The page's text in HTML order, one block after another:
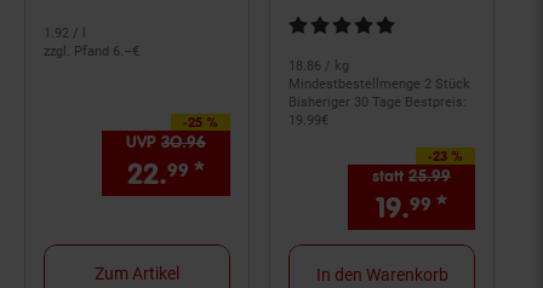
1.92 / l
zzgl. Pfand 6.–€
-25 %
Sie Sparen 25 Prozent,
UVP 30.96
22.99 * Aktueller Preis: 22,99€
Zum Artikel
Kundenbewertung: 4,91 von 5
18.86 / kg
Mindestbestellmenge 2 Stück
Bisheriger 30 Tage Bestpreis:
19.99€
-23 %
Sie Sparen 23 Prozent,
statt 25.99
19.99 *
In den Warenkorb